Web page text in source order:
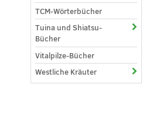
TCM-Wörterbücher
Tuina und Shiatsu-
Bücher
Vitalpilze-Bücher
Westliche Kräuter